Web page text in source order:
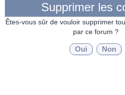
Supprimer les
Êtes-vous sûr de vouloir supprimer
par ce forum ?